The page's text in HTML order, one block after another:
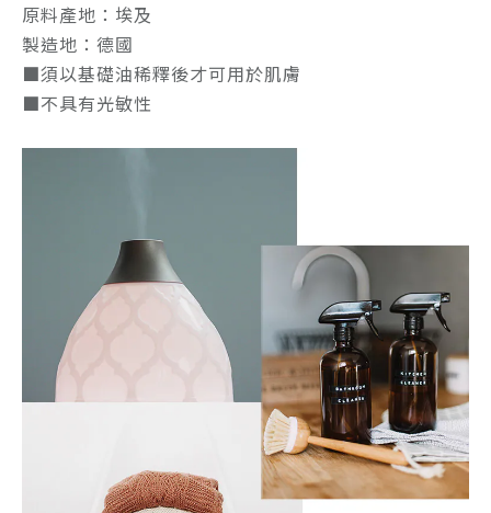
原料產地：埃及
製造地：德國
■須以基礎油稀釋後才可用於肌膚
■不具有光敏性